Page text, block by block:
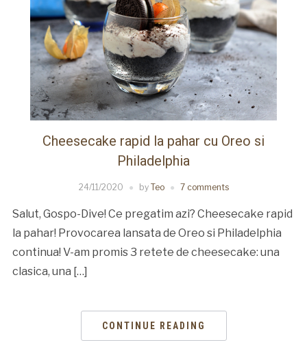
Cheesecake rapid la pahar cu Oreo si
Philadelphia
24/11/2020 by Teo 7 comments
Salut, Gospo-Dive! Ce pregatim azi? Cheesecake rapid
la pahar! Provocarea lansata de Oreo si Philadelphia
continua! V-am promis 3 retete de cheesecake: una
clasica, una […]
CONTINUE READING